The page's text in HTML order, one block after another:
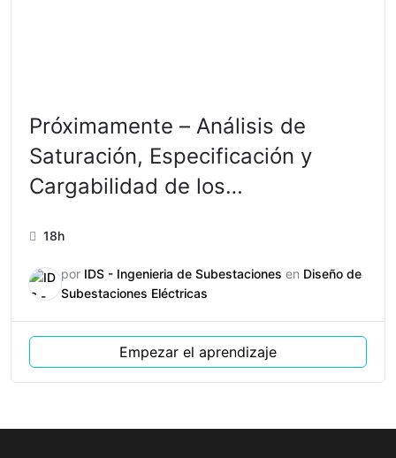
Próximamente – Análisis de
Saturación, Especificación y
Cargabilidad de los
para Subestaciones
18h
por IDS - Ingenieria de Subestaciones en Diseño de
Subestaciones Eléctricas
Empezar el aprendizaje